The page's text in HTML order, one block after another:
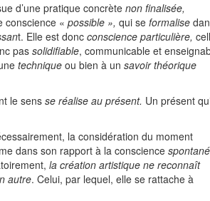
d’une pratique concrète non finalisée,
conscience « possible », qui se formalise
t. Elle est donc conscience particulière,
pas solidifiable, communicable et
technique ou bien à un savoir théorique
le sens se réalise au présent. Un présent
la considération du moment
dans son rapport à la conscience
la création artistique ne reconnaît
autre. Celui, par lequel, elle se rattache à